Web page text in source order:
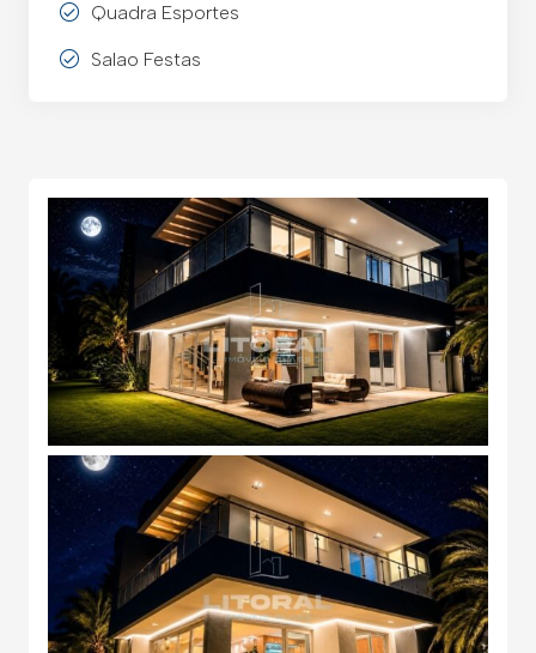
Quadra Esportes
Salao Festas